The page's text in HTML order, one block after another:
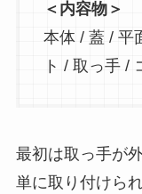
＜内容物＞
本体 / 蓋 / 平
ト / 取っ手 /
最初は取っ手が
単に取り付けら